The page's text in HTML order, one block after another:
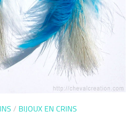
/ BIJOUX EN CRINS